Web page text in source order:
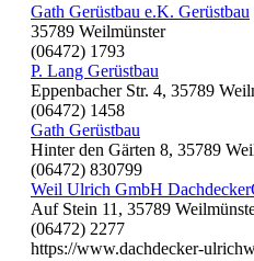
Gath Gerüstbau e.K. Gerüstbau
35789 Weilmünster
(06472) 1793
P. Lang Gerüstbau
Eppenbacher Str. 4, 35789
(06472) 1458
Gath Gerüstbau
Hinter den Gärten 8, 35789
(06472) 830799
Weil Ulrich GmbH
Auf Stein 11, 35789
(06472) 2277
https://www.dachdecker-